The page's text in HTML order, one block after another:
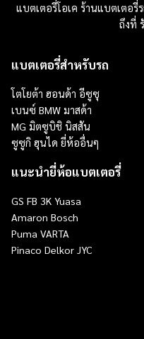
แบตเตอรี่โอเค ร้านแบตเตอ
ถึงที่
แบตเตอรี่สำหรับรถ
โตโยต้า ฮอนด้า อีซูซุ
เบนซ์ BMW มาสด้า
MG มิตซูบิชิ นิสสัน
ซูซูกิ ฮุนได ยี่ห้ออื่นๆ
แนะนำยี่ห้อแบตเตอรี่
GS FB 3K Yuasa
Amaron Bosch
Puma VARTA
Pinaco Delkor JYC